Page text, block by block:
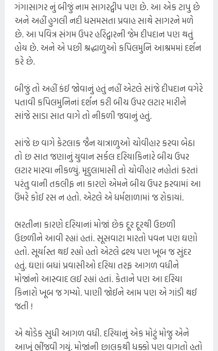
ગંગાસાગર નું બીજું નામ સાગરદ્વીપ પણ છે. આ એક ટાપુ છે
અને અહીં હુગલી નદી ધસમસતા પ્રવાહ સાથે સાગરને મળે
છે. આ પવિત્ર સંગમ ઉપર હરિદ્વારની જેમ દીપદાન પણ થતું
હોય છે. અને એ પછી શ્રદ્ધાળુઓ કપિલમુનિ આશ્રમમાં દર્શન
કરે છે.
બીજું તો અહીં કંઈ જોવાનું હતું નહીં એટલે સાંજે દીપદાન વગેરે
પતાવી કપિલમુનિનાં દર્શન કરી બીચ ઉપર લટાર મારીને
સાંજે સાડા સાત વાગે તો નીકળી જવાનું હતું.
સાંજે છ વાગે કેટલાક જૈન યાત્રાળુઓ ચોવીહાર કરવા બેઠા
તો છ સાત જણાનું યુવાન સર્કલ દરિયાકિનારે બીચ ઉપર
લટાર મારવા નીકળ્યું. મૃદુલામાસી તો ચોવીહાર નહોતાં કરતાં
પરંતુ વાની તકલીફ ના કારણે એમને બીચ ઉપર ફરવામાં આ
ઉંમરે કોઈ રસ ન હતો. એટલે એ ધર્મશાળામાં જ રોકાયાં.
ભરતીના કારણે દરિયાનાં મોજાં છેક દૂર દૂરથી ઉછળી
ઉછળીને આવી રહ્યાં હતાં. સૂસવાટા મારતો પવન પણ ઘણો
હતો. સૂર્યાસ્ત થઈ રહ્યો હતો એટલે દ્રશ્ય પણ ખૂબ જ સુંદર
હતું. ઘણાં બધાં પ્રવાસીઓ દરિયા તરફ આગળ વધીને
મોજાંનો આસ્વાદ લઈ રહ્યાં હતાં. કેતાને પણ આ દરિયા
કિનારો ખૂબ જ ગમ્યો. પાણી જોઈને આમ પણ એ ગાંડી થઈ
જતી !
એ થોડેક સુધી આગળ વધી. દરિયાનું એક મોટું મોજુ એને
આખું ભીંજવી ગયું. મોજાંની છાલકથી ધક્કો પણ વાગતો હતો